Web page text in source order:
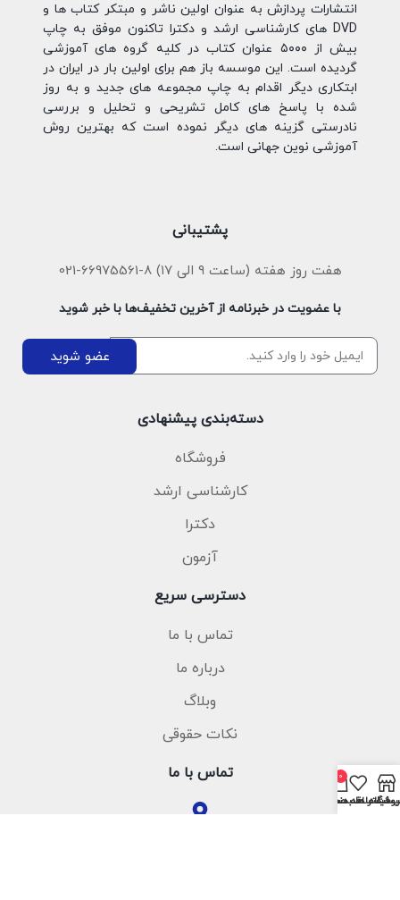
انتشارات پردازش به عنوان اولین ناشر و مبتکر کتاب ها و
DVD های کارشناسی ارشد و دکترا تاکنون موفق به چاپ
بیش از ۵۰۰۰ عنوان کتاب در کلیه گروه های آموزشی
گردیده است. این موسسه باز هم برای اولین بار در ایران در
ابتکاری دیگر اقدام به چاپ مجموعه های جدید و به روز
شده با پاسخ های کامل تشریحی و تحلیل و بررسی
نادرستی گزینه های دیگر نموده است که بهترین روش
آموزشی نوین جهانی است.
پشتیبانی
هفت روز هفته (ساعت ۹ الی ۱۷) 8-66975561-021
با عضویت در خبرنامه از آخرین تخفیف‌ها با خبر شوید
عضو شوید
دسته‌بندی پیشنهادی
فروشگاه
کارشناسی ارشد
دکترا
آزمون
دسترسی سریع
تماس با ما
درباره ما
وبلاگ
نکات حقوقی
تماس با ما
فیلتر ها
علاقه مندی ها
0
سبد خرید
حساب من